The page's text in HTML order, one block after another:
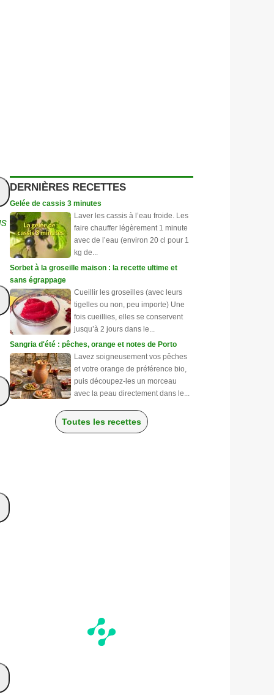
DERNIÈRES RECETTES
Gelée de cassis 3 minutes
Laver les cassis à l’eau froide. Les
faire chauffer légèrement 1 minute
avec de l’eau (environ 20 cl pour 1
kg de...
Sorbet à la groseille maison : la recette ultime et
sans égrappage
Cueillir les groseilles (avec leurs
tigelles ou non, peu importe) Une
fois cueillies, elles se conservent
jusqu’à 2 jours dans le...
Sangria d'été : pêches, orange et notes de Porto
Lavez soigneusement vos pêches
et votre orange de préférence bio,
puis découpez-les un morceau
avec la peau directement dans le...
Toutes les recettes